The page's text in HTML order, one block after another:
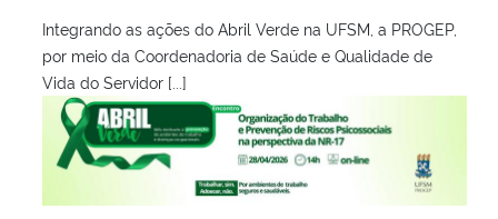
Integrando as ações do Abril Verde na UFSM, a PROGEP,
por meio da Coordenadoria de Saúde e Qualidade de
Vida do Servidor [...]